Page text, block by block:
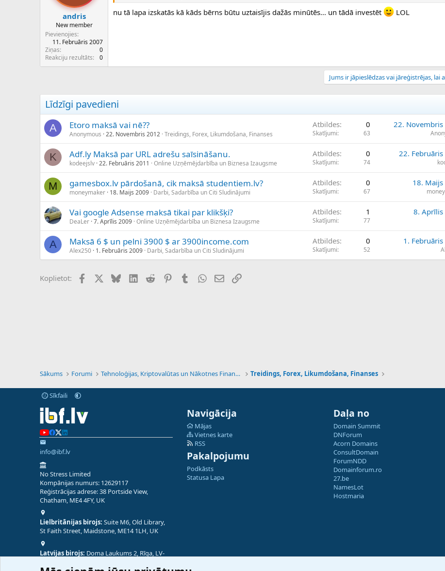
andris
New member
Pievienojies
11. Februāris 2007
Ziņas
0
Reakciju rezultāts
0
nu tā lapa izskatās kā kāds bērns būtu uztaisījis dažās minūtēs... un tādā investēt LOL
Jums ir jāpieslēdzas vai jāreģistrējas, lai
Līdzīgi pavedieni
A Etoro maksā vai nē??
Anonymous 22. Novembris 2012 Treidings, Forex, Likumdošana, Finanses
Atbildes 0
Skatījumi 63
22. Novembris
K Adf.ly Maksā par URL adrešu saīsināšanu.
kodeejslv 22. Februāris 2011 Online Uzņēmējdarbība un Biznesa Izaugsme
Atbildes 0
Skatījumi 74
22. Februāris
M gamesbox.lv pārdošanā, cik maksā studentiem.lv?
moneymaker 18. Maijs 2009 Darbi, Sadarbība un Citi Sludinājumi
Atbildes 0
Skatījumi 67
18.
Vai google Adsense maksā tikai par klikšķi?
DeaLer 7. Aprīlis 2009 Online Uzņēmējdarbība un Biznesa Izaugsme
Atbildes 1
Skatījumi 77
8. Aprīlis
A Maksā 6 $ un pelni 3900 $ ar 3900income.com
Alex250 1. Februāris 2009 Darbi, Sadarbība un Citi Sludinājumi
Atbildes 0
Skatījumi 52
1.
Koplietot: FacebookX (Twitter)
BlueskyLinkedIn
Reddit PinterestTumblrWhatsApp
E-pastsSaiti
Sākums Forumi Tehnoloģijas, Kriptovalūtas un Nākotnes Finanses Treidings, Forex, Likumdošana, Finanses
Sīkfaili
info@ibf.lv
No Stress Limited
Kompānijas numurs: 12629117
Reģistrācijas adrese: 38 Portside View,
Chatham, ME4 4FY, UK
Lielbritānijas birojs: Suite M6, Old Library,
St Faith Street, Maidstone, ME14 1LH, UK
Latvijas birojs: Doma Laukums 2, Rīga, LV-
Navigācija
Mājas
Vietnes karte
RSS
Pakalpojumu
Podkāsts
Statusa Lapa
Daļa no
Domain Summit
DNForum
Acorn Domains
ConsultDomain
ForumNDD
Domainforum.ro
27.be
NamesLot
Hostmaria